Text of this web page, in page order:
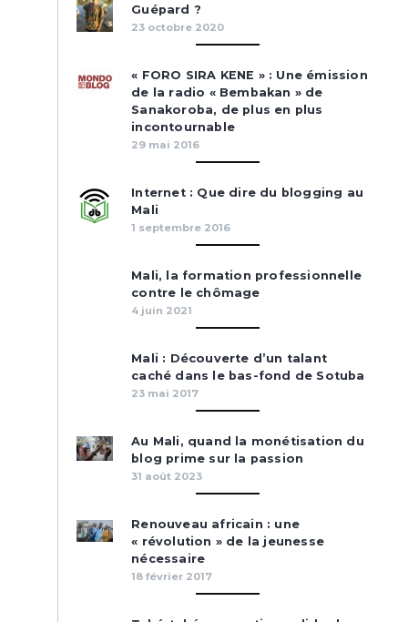
Guépard ?
23 octobre 2020
« FORO SIRA KENE » : Une émission
de la radio « Bembakan » de
Sanakoroba, de plus en plus
incontournable
29 mai 2016
Internet : Que dire du blogging au
Mali
1 septembre 2016
Mali, la formation professionnelle
contre le chômage
4 juin 2021
Mali : Découverte d’un talant
caché dans le bas-fond de Sotuba
23 mai 2017
Au Mali, quand la monétisation du
blog prime sur la passion
31 août 2023
Renouveau africain : une
« révolution » de la jeunesse
nécessaire
18 février 2017